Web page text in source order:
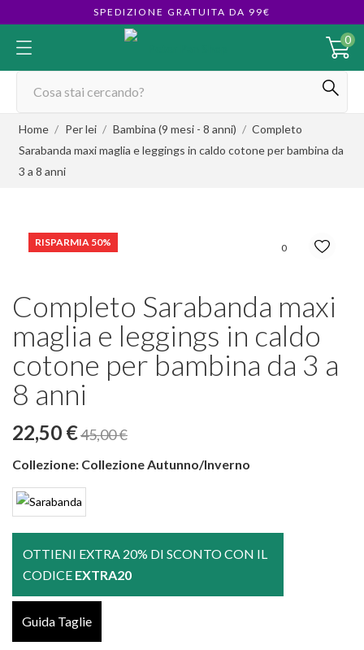
SPEDIZIONE GRATUITA DA 99€
0
Home Per lei Bambina (9 mesi - 8 anni)
Completo
Sarabanda maxi maglia e leggings in caldo cotone per bambina da
3 a 8 anni
RISPARMIA 50% 0
Completo Sarabanda maxi
maglia e leggings in caldo
cotone per bambina da 3 a
8 anni
22,50 €45,00 €
Collezione: Collezione Autunno/Inverno
OTTIENI EXTRA 20% DI SCONTO CON IL
CODICE EXTRA20
Guida Taglie